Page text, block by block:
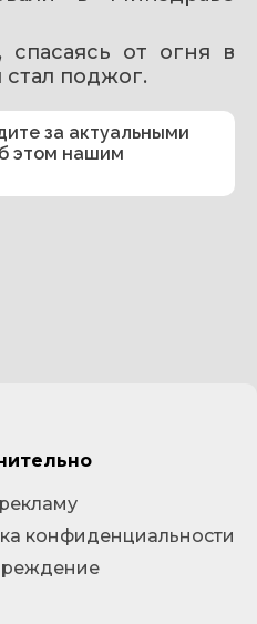
от огня в
поджог.
за актуальными
этом нашим
конфиденциальности